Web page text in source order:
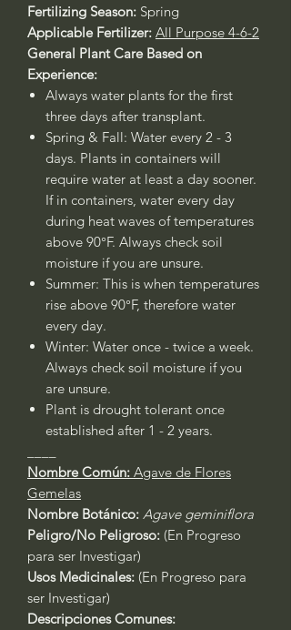
Fertilizing Season: Spring
Applicable Fertilizer: All Purpose 4-6-2
General Plant Care Based on
Experience:
Always water plants for the first
three days after transplant.
Spring & Fall: Water every 2 - 3
days. Plants in containers will
require water at least a day sooner.
If in containers, water every day
during heat waves of temperatures
above 90°F. Always check soil
moisture if you are unsure.
Summer: This is when temperatures
rise above 90°F, therefore water
every day.
Winter: Water once - twice a week.
Always check soil moisture if you
are unsure.
Plant is drought tolerant once
established after 1 - 2 years.
Nombre Común: Agave de Flores
Gemelas
Nombre Botánico: Agave geminiflora
Peligro/No Peligroso: (En Progreso
para ser Investigar)
Usos Medicinales: (En Progreso para
ser Investigar)
Descripciones Comunes: